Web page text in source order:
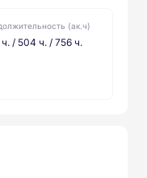
(ак.ч)
ч. / 504 ч. / 756 ч.